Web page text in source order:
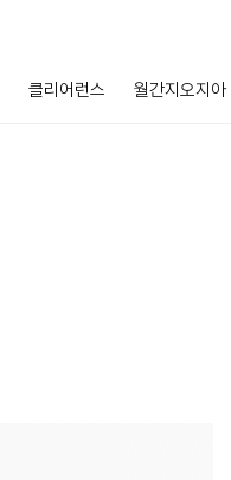
클리어런스 월간지오지아